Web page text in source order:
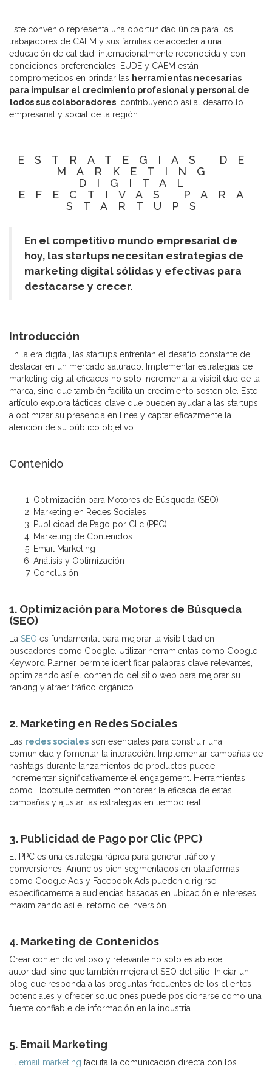
Este convenio representa una oportunidad única para los
trabajadores de CAEM y sus familias de acceder a una
educación de calidad, internacionalmente reconocida y con
condiciones preferenciales. EUDE y CAEM están
comprometidos en brindar las herramientas necesarias
para impulsar el crecimiento profesional y personal de
todos sus colaboradores , contribuyendo así al desarrollo
empresarial y social de la región.
ESTRATEGIAS DE
MARKETING
DIGITAL
EFECTIVAS PARA
STARTUPS
En el competitivo mundo empresarial de
hoy, las startups necesitan estrategias de
marketing digital sólidas y efectivas para
destacarse y crecer.
Introducción
En la era digital, las startups enfrentan el desafío constante de
destacar en un mercado saturado. Implementar estrategias de
marketing digital eficaces no solo incrementa la visibilidad de la
marca, sino que también facilita un crecimiento sostenible. Este
artículo explora tácticas clave que pueden ayudar a las startups
a optimizar su presencia en línea y captar eficazmente la
atención de su público objetivo.
Contenido
Optimización para Motores de Búsqueda (SEO)
Marketing en Redes Sociales
Publicidad de Pago por Clic (PPC)
Marketing de Contenidos
Email Marketing
Análisis y Optimización
Conclusión
1. Optimización para Motores de Búsqueda
(SEO)
La SEO es fundamental para mejorar la visibilidad en
buscadores como Google. Utilizar herramientas como Google
Keyword Planner permite identificar palabras clave relevantes,
optimizando así el contenido del sitio web para mejorar su
ranking y atraer tráfico orgánico.
2. Marketing en Redes Sociales
Las redes sociales son esenciales para construir una
comunidad y fomentar la interacción. Implementar campañas de
hashtags durante lanzamientos de productos puede
incrementar significativamente el engagement. Herramientas
como Hootsuite permiten monitorear la eficacia de estas
campañas y ajustar las estrategias en tiempo real.
3. Publicidad de Pago por Clic (PPC)
El PPC es una estrategia rápida para generar tráfico y
conversiones. Anuncios bien segmentados en plataformas
como Google Ads y Facebook Ads pueden dirigirse
específicamente a audiencias basadas en ubicación e intereses,
maximizando así el retorno de inversión.
4. Marketing de Contenidos
Crear contenido valioso y relevante no solo establece
autoridad, sino que también mejora el SEO del sitio. Iniciar un
blog que responda a las preguntas frecuentes de los clientes
potenciales y ofrecer soluciones puede posicionarse como una
fuente confiable de información en la industria.
5. Email Marketing
El email marketing facilita la comunicación directa con los